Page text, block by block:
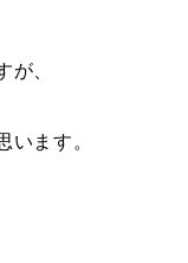
が、
います。